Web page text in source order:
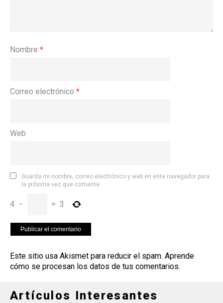
Nombre *
Correo electrónico *
Web
Guarda mi nombre, correo electrónico y web en este navegador para
la próxima vez que comente.
4 − = 3
Este sitio usa Akismet para reducir el spam. Aprende
cómo se procesan los datos de tus comentarios.
Artículos Interesantes